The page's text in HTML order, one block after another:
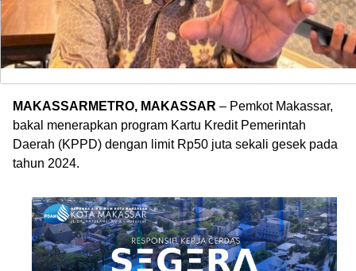
MAKASSARMETRO, MAKASSAR – Pemkot Makassar,
bakal menerapkan program Kartu Kredit Pemerintah
Daerah (KPPD) dengan limit Rp50 juta sekali gesek pada
tahun 2024.